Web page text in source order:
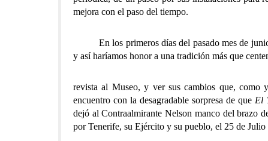
mejora con el paso del tiempo.
En los primeros días del pasado mes de junio
y así haríamos honor a una tradición más que
revista al Museo, y ver sus cambios que, como
encuentro con la desagradable sorpresa de que El
dejó al Contraalmirante Nelson manco del brazo
por Tenerife, su Ejército y su pueblo, el 25 de Julio